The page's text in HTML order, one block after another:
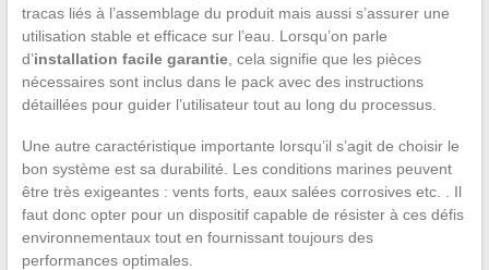
tracas liés à l’assemblage du produit mais aussi s’assurer une
utilisation stable et efficace sur l’eau. Lorsqu’on parle
d’installation facile garantie, cela signifie que les pièces
nécessaires sont inclus dans le pack avec des instructions
détaillées pour guider l’utilisateur tout au long du processus.
Une autre caractéristique importante lorsqu’il s’agit de choisir le
bon système est sa durabilité. Les conditions marines peuvent
être très exigeantes : vents forts, eaux salées corrosives etc. . Il
faut donc opter pour un dispositif capable de résister à ces défis
environnementaux tout en fournissant toujours des
performances optimales.